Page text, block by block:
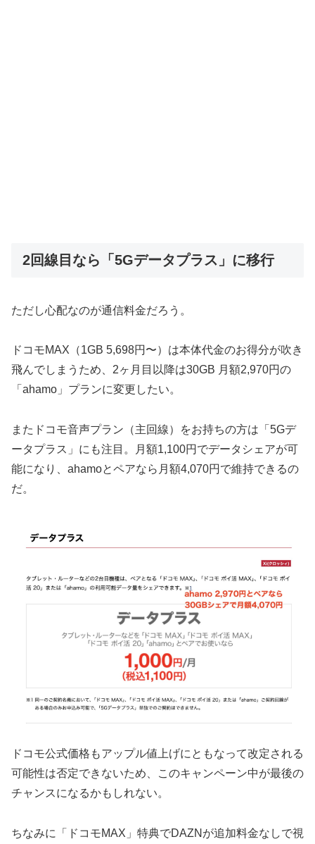
2回線目なら「5Gデータプラス」に移行
ただし心配なのが通信料金だろう。
ドコモMAX（1GB 5,698円〜）は本体代金のお得分が吹き
飛んでしまうため、2ヶ月目以降は30GB 月額2,970円の
「ahamo」プランに変更したい。
またドコモ音声プラン（主回線）をお持ちの方は「5Gデ
ータプラス」にも注目。月額1,100円でデータシェアが可
能になり、ahamoとペアなら月額4,070円で維持できるの
だ。
ドコモ公式価格もアップル値上げにともなって改定される
可能性は否定できないため、このキャンペーン中が最後の
チャンスになるかもしれない。
ちなみに「ドコモMAX」特典でDAZNが追加料金なしで視